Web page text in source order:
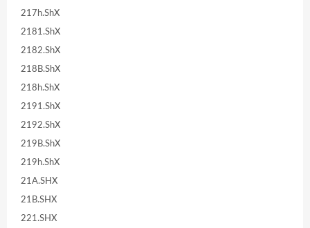
217h.ShX
2181.ShX
2182.ShX
218B.ShX
218h.ShX
2191.ShX
2192.ShX
219B.ShX
219h.ShX
21A.SHX
21B.SHX
221.SHX